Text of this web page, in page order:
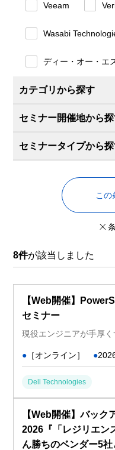
Veeam
Wasabi
ディー・オー・エ
カテゴリから探す
セミナー開催地から
セミナータイプから
この
8件が該当しました
【Web開催】
セミナー
現役エンジニアが手厚
● ［オンライン］ ●
Dell Technologies
【Web開催】バック
2026『「レジリエン
ん勝ちのベンダー5社